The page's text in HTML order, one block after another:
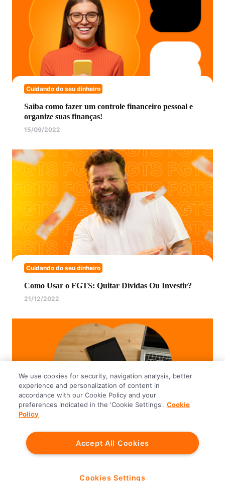
Cuidando do seu dinheiro
Saiba como fazer um controle financeiro pessoal e
organize suas finanças!
15/09/2022
Cuidando do seu dinheiro
Como Usar o FGTS: Quitar Dívidas Ou Investir?
21/12/2022
Cuidando do seu dinheiro
Como sair das dívidas?
We use cookies for security, navigation analysis, better
experience and personalization of content in
accordance with our Cookie Policy and your
preferences indicated in the 'Cookie Settings'. Cookie
Policy
Accept All Cookies
Cookies Settings